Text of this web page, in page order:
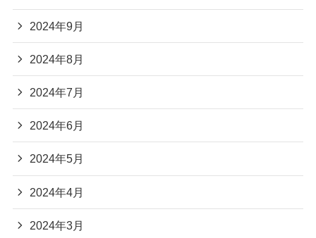
2024年9月
2024年8月
2024年7月
2024年6月
2024年5月
2024年4月
2024年3月